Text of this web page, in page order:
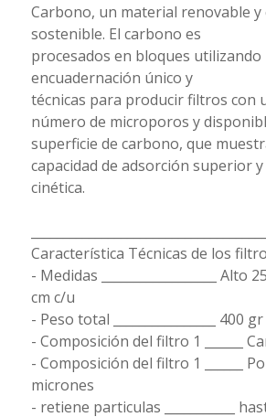
Carbono, un material renovable y
sostenible. El carbono es
procesados en bloques utilizando
encuadernación único y
técnicas para producir filtros con
número de microporos y
superficie de carbono, que
capacidad de adsorción superior
cinética.
Característica Técnicas de los
- Medidas __________________ Alto
cm c/u
- Peso total ________________ 400 gr
- Composición del filtro 1 ______
- Composición del filtro 1 ______
micrones
- retiene particulas ___________